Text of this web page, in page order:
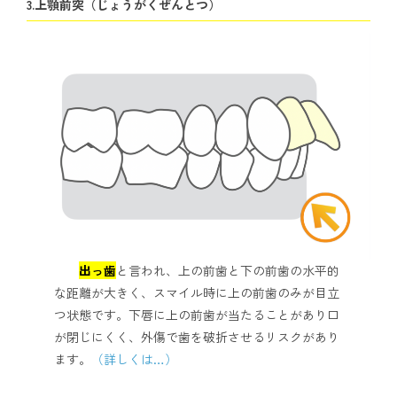
3.上顎前突（じょうがくぜんとつ）
出っ歯 と言われ、上の前歯と下の前歯の水平的
な距離が大きく、スマイル時に上の前歯のみが目立
つ状態です。下唇に上の前歯が当たることがあり口
が閉じにくく、外傷で歯を破折させるリスクがあり
ます。
（詳しくは…）